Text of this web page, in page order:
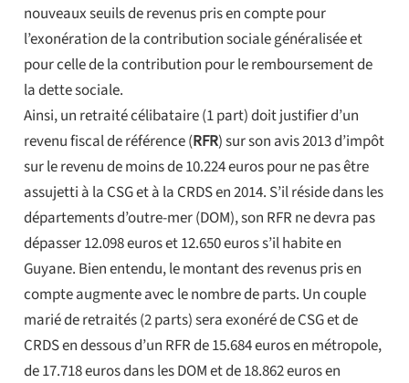
nouveaux seuils de revenus pris en compte pour
l’exonération de la contribution sociale généralisée et
pour celle de la contribution pour le remboursement de
la dette sociale.
Ainsi, un retraité célibataire (1 part) doit justifier d’un
revenu fiscal de référence (RFR) sur son avis 2013 d’impôt
sur le revenu de moins de 10.224 euros pour ne pas être
assujetti à la CSG et à la CRDS en 2014. S’il réside dans les
départements d’outre-mer (DOM), son RFR ne devra pas
dépasser 12.098 euros et 12.650 euros s’il habite en
Guyane. Bien entendu, le montant des revenus pris en
compte augmente avec le nombre de parts. Un couple
marié de retraités (2 parts) sera exonéré de CSG et de
CRDS en dessous d’un RFR de 15.684 euros en métropole,
de 17.718 euros dans les DOM et de 18.862 euros en